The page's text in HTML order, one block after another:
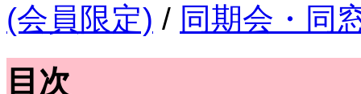
(会員限定) / 同期会・同
目次